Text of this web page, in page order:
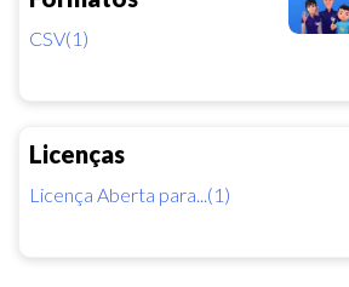
CSV(1)
Licenças
Licença Aberta para...(1)